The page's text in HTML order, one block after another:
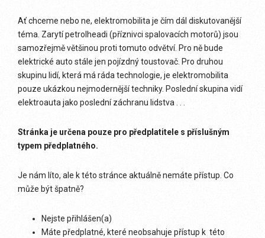
Ať chceme nebo ne, elektromobilita je čím dál diskutovanější
téma. Zarytí petrolheadi (příznivci spalovacích motorů) jsou
samozřejmě většinou proti tomuto odvětví. Pro ně bude
elektrické auto stále jen pojízdný toustovač. Pro druhou
skupinu lidí, která má ráda technologie, je elektromobilita
pouze ukázkou nejmodernější techniky. Poslední skupina vidí
elektroauta jako poslední záchranu lidstva . . .
Stránka je určena pouze pro předplatitele s příslušným
typem předplatného.
Je nám líto, ale k této stránce aktuálně nemáte přístup. Co
může být špatně?
Nejste přihlášen(a)
Máte předplatné, které neobsahuje přístup k této